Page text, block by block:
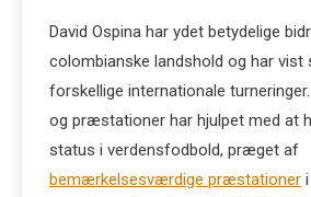
David Ospina har ydet betydelige
colombianske landshold og har vist
forskellige internationale
og præstationer har hjulpet med at
status i verdensfodbold, præget af
bemærkelsesværdige præstationer